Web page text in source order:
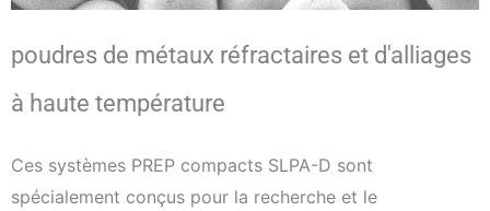
poudres de métaux réfractaires et d'alliages
à haute température
Ces systèmes PREP compacts SLPA-D sont
spécialement conçus pour la recherche et le